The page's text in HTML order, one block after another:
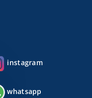
instagram
whatsapp